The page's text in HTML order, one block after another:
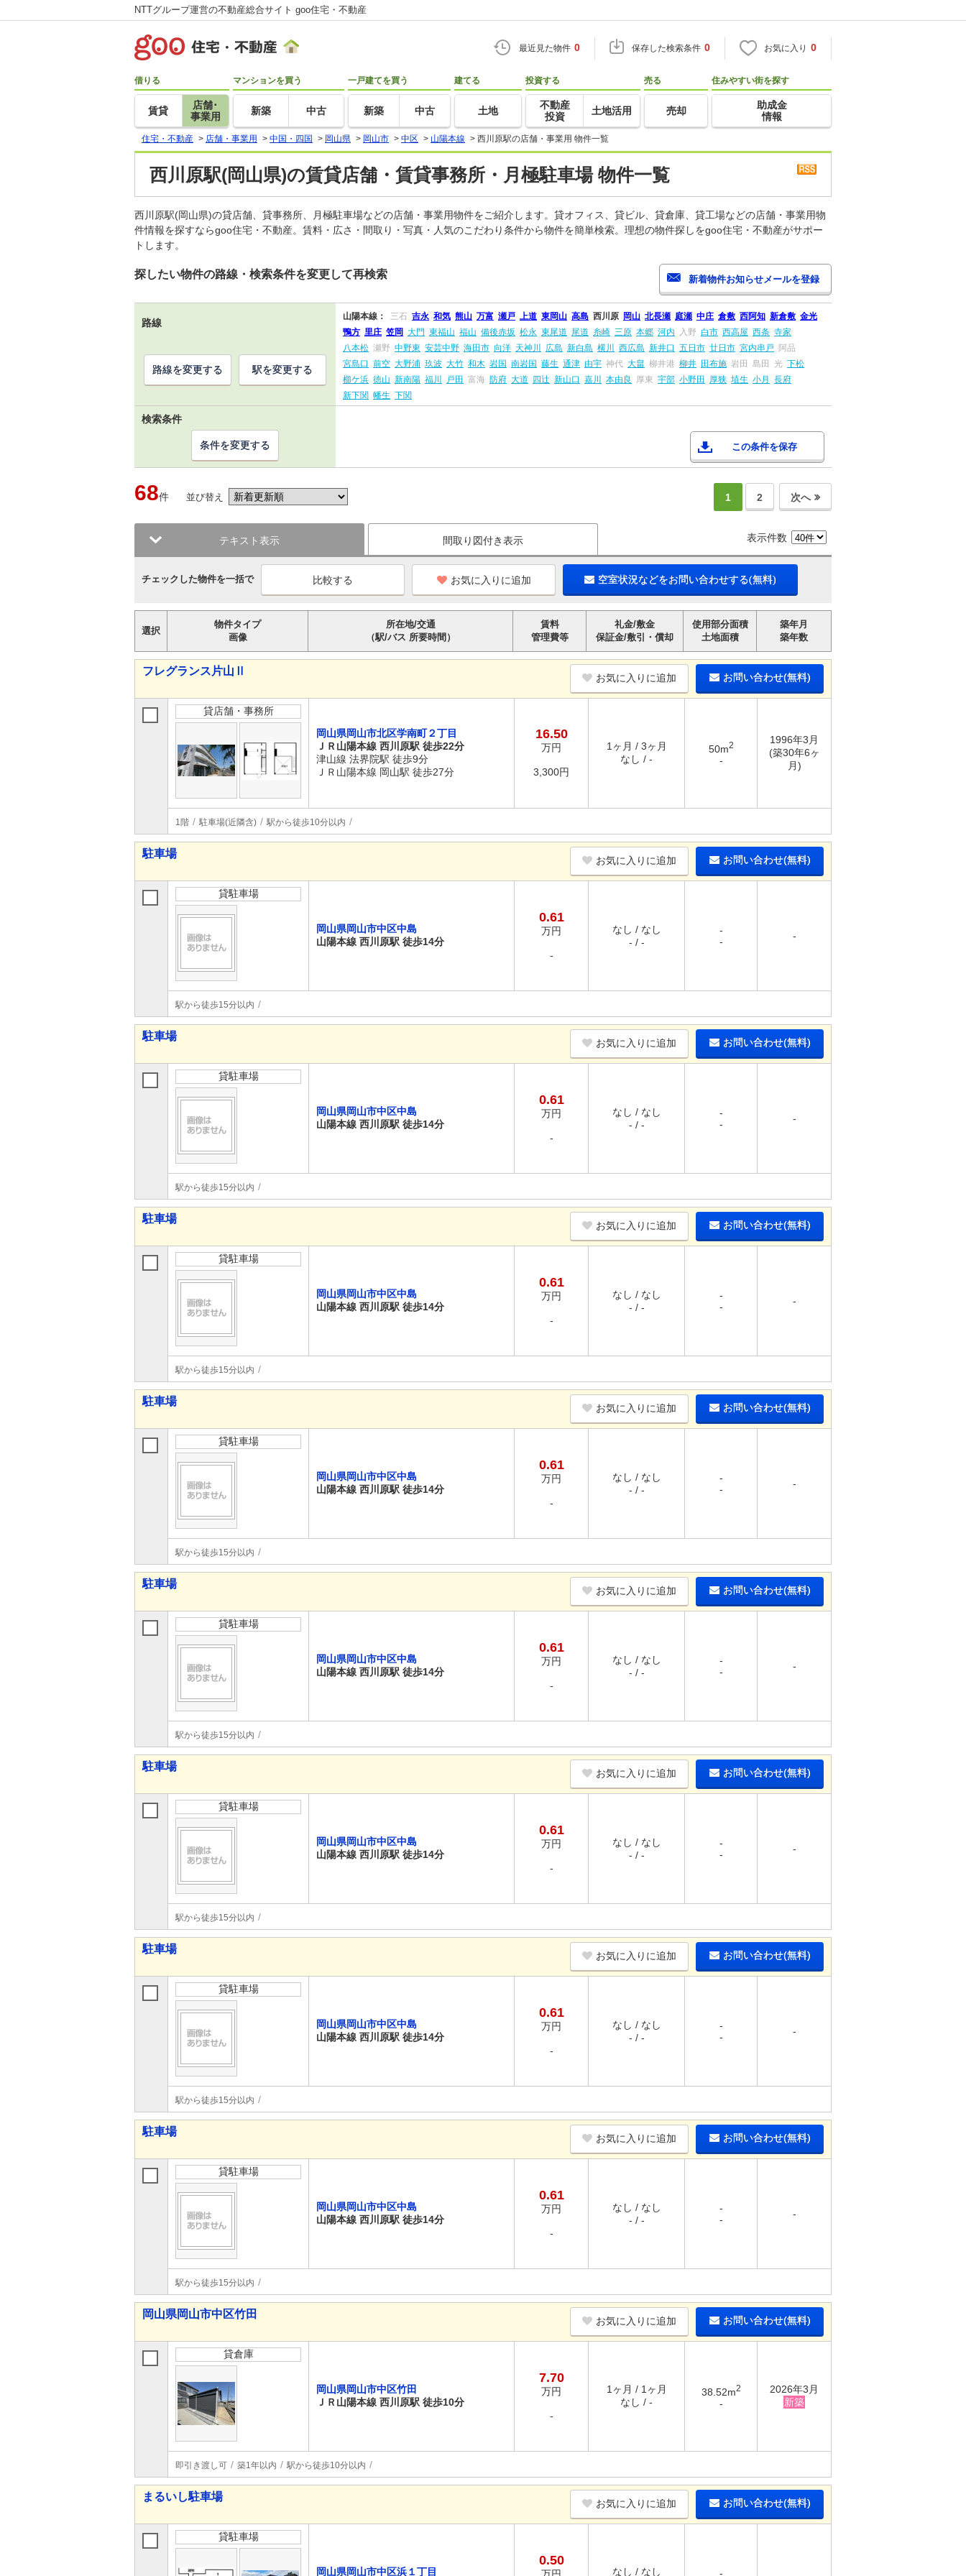
NTTグループ運営の不動産総合サイト goo住宅・不動産
最近見た物件 0 保存した検索条件 0 お気に入り 0
借りる
賃貸
店舗･
事業用
マンションを買う
新築 中古
一戸建てを買う
新築 中古
建てる
土地
投資する
不動産
投資
土地活用
売る
売却
住みやすい街を探す
助成金
情報
住宅・不動産 > 店舗・事業用 > 中国・四国 > 岡山県 > 岡山市 > 中区 > 山陽本線 > 西川原駅の店舗・事業用 物件一覧
西川原駅(岡山県)の賃貸店舗・賃貸事務所・月極駐車場 物件一覧
西川原駅(岡山県)の貸店舗、貸事務所、月極駐車場などの店舗・事業用物件をご紹介します。貸オフィス、貸ビル、貸倉庫、貸工場などの店舗・事業用物
件情報を探すならgoo住宅・不動産。賃料・広さ・間取り・写真・人気のこだわり条件から物件を簡単検索。理想の物件探しをgoo住宅・不動産がサポー
トします。
探したい物件の路線・検索条件を変更して再検索
路線
山陽本線： 三石 吉永 和気 熊山 万富 瀬戸 上道 東岡山 高島 西川原 岡山 北長瀬 庭瀬 中庄 倉敷 西阿知 新倉敷 金光
鴨方 里庄 笠岡 大門 東福山 福山 備後赤坂 松永 東尾道 尾道 糸崎 三原 本郷 河内 入野 白市 西高屋 西条 寺家
八本松 瀬野 中野東 安芸中野 海田市 向洋 天神川 広島 新白島 横川 西広島 新井口 五日市 廿日市 宮内串戸 阿品
宮島口 前空 大野浦 玖波 大竹 和木 岩国 南岩国 藤生 通津 由宇 神代 大畠 柳井港 柳井 田布施 岩田 島田 光 下松
櫛ケ浜 徳山 新南陽 福川 戸田 富海 防府 大道 四辻 新山口 嘉川 本由良 厚東 宇部 小野田 厚狭 埴生 小月
長府
新下関 幡生 下関
路線を変更する 駅を変更する
検索条件
この条件を保存
条件を変更する
68件 並び替え 1 2 次へ
テキスト表示 間取り図付き表示 表示件数
チェックした物件を一括で お気に入りに追加 空室状況などをお問い合わせする(無料)
選択
物件タイプ
画像
所在地/交通
（駅/バス 所要時間）
賃料
管理費等
礼金/敷金
保証金/敷引・償却
使用部分面積
土地面積
築年月
築年数
フレグランス片山Ⅱ
お気に入りに追加 お問い合わせ(無料)
貸店舗・事務所
岡山県岡山市北区学南町２丁目
ＪＲ山陽本線 西川原駅 徒歩22分
津山線 法界院駅 徒歩9分
ＪＲ山陽本線 岡山駅 徒歩27分
16.50
万円
3,300円
1ヶ月 / 3ヶ月
なし / -
50m2
-
1996年3月
(築30年6ヶ
月)
1階 駐車場(近隣含) 駅から徒歩10分以内
駐車場
お気に入りに追加 お問い合わせ(無料)
貸駐車場
岡山県岡山市中区中島
山陽本線 西川原駅 徒歩14分
0.61
万円
-
なし / なし
- / -
-
-
-
駅から徒歩15分以内
駐車場
お気に入りに追加 お問い合わせ(無料)
貸駐車場
岡山県岡山市中区中島
山陽本線 西川原駅 徒歩14分
0.61
万円
-
なし / なし
- / -
-
-
-
駅から徒歩15分以内
駐車場
お気に入りに追加 お問い合わせ(無料)
貸駐車場
岡山県岡山市中区中島
山陽本線 西川原駅 徒歩14分
0.61
万円
-
なし / なし
- / -
-
-
-
駅から徒歩15分以内
駐車場
お気に入りに追加 お問い合わせ(無料)
貸駐車場
岡山県岡山市中区中島
山陽本線 西川原駅 徒歩14分
0.61
万円
-
なし / なし
- / -
-
-
-
駅から徒歩15分以内
駐車場
お気に入りに追加 お問い合わせ(無料)
貸駐車場
岡山県岡山市中区中島
山陽本線 西川原駅 徒歩14分
0.61
万円
-
なし / なし
- / -
-
-
-
駅から徒歩15分以内
駐車場
お気に入りに追加 お問い合わせ(無料)
貸駐車場
岡山県岡山市中区中島
山陽本線 西川原駅 徒歩14分
0.61
万円
-
なし / なし
- / -
-
-
-
駅から徒歩15分以内
駐車場
お気に入りに追加 お問い合わせ(無料)
貸駐車場
岡山県岡山市中区中島
山陽本線 西川原駅 徒歩14分
0.61
万円
-
なし / なし
- / -
-
-
-
駅から徒歩15分以内
駐車場
お気に入りに追加 お問い合わせ(無料)
貸駐車場
岡山県岡山市中区中島
山陽本線 西川原駅 徒歩14分
0.61
万円
-
なし / なし
- / -
-
-
-
駅から徒歩15分以内
岡山県岡山市中区竹田
お気に入りに追加 お問い合わせ(無料)
貸倉庫
岡山県岡山市中区竹田
ＪＲ山陽本線 西川原駅 徒歩10分
7.70
万円
-
1ヶ月 / 1ヶ月
なし / -
38.52m2
-
2026年3月
新築
即引き渡し可 築1年以内 駅から徒歩10分以内
まるいし駐車場
お気に入りに追加 お問い合わせ(無料)
貸駐車場
岡山県岡山市中区浜１丁目
0.50
なし / なし -